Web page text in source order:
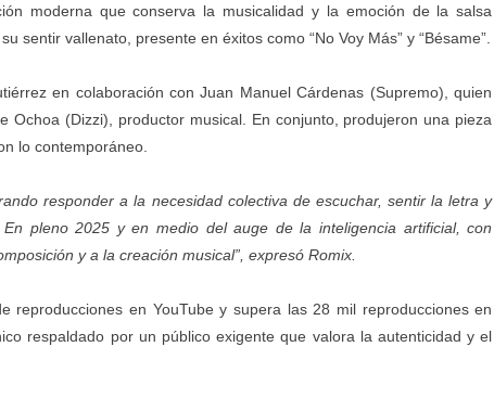
moderna que conserva la musicalidad y la emoción de la salsa
sentir vallenato, presente en éxitos como “No Voy Más” y “Bésame”.
en colaboración con Juan Manuel Cárdenas (Supremo), quien
Ochoa (Dizzi), productor musical. En conjunto, produjeron una pieza
lo contemporáneo.
responder a la necesidad colectiva de escuchar, sentir la letra y
pleno 2025 y en medio del auge de la inteligencia artificial, con
y a la creación musical”, expresó Romix.
reproducciones en YouTube y supera las 28 mil reproducciones en
respaldado por un público exigente que valora la autenticidad y el